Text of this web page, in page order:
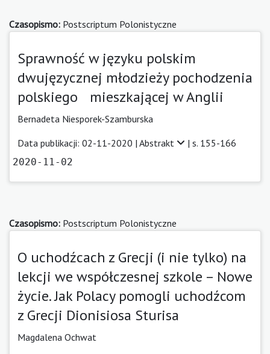
Czasopismo: Postscriptum Polonistyczne
Sprawność w języku polskim
dwujęzycznej młodzieży pochodzenia
polskiego mieszkającej w Anglii
Bernadeta Niesporek-Szamburska
Data publikacji: 02-11-2020 | Abstrakt | s. 155-166
2020-11-02
Czasopismo: Postscriptum Polonistyczne
O uchodźcach z Grecji (i nie tylko) na
lekcji we współczesnej szkole – Nowe
życie. Jak Polacy pomogli uchodźcom
z Grecji Dionisiosa Sturisa
Magdalena Ochwat